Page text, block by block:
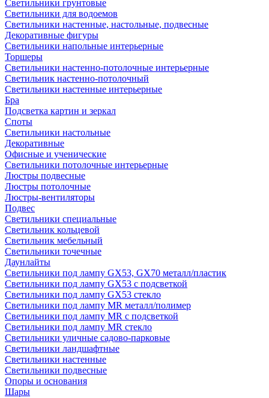
Светильники грунтовые
Светильники для водоемов
Светильники настенные, настольные, подвесные
Декоративные фигуры
Светильники напольные интерьерные
Торшеры
Светильники настенно-потолочные интерьерные
Светильник настенно-потолочный
Светильники настенные интерьерные
Бра
Подсветка картин и зеркал
Споты
Светильники настольные
Декоративные
Офисные и ученические
Светильники потолочные интерьерные
Люстры подвесные
Люстры потолочные
Люстры-вентиляторы
Подвес
Светильники специальные
Светильник кольцевой
Светильник мебельный
Светильники точечные
Даунлайты
Светильники под лампу GX53, GX70 металл/пластик
Светильники под лампу GX53 с подсветкой
Светильники под лампу GX53 стекло
Светильники под лампу MR металл/полимер
Светильники под лампу MR с подсветкой
Светильники под лампу MR стекло
Светильники уличные садово-парковые
Светильники ландшафтные
Светильники настенные
Светильники подвесные
Опоры и основания
Шары